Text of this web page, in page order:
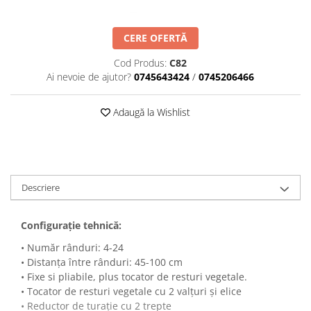
Mașini Împrăștiat Sare
Pluguri
Remorci Agricole
Remorci Tehnologice
Remorci Transport
Remorci Transport Baloţi
Remorci Împrăștiat Gunoi
Scarificatoare
CERE OFERTĂ
Cod Produs: C82
Ai nevoie de ajutor? 0745643424 / 0745206466
Adaugă la Wishlist
Descriere
Configuraţie tehnică:
• Număr rânduri: 4-24
• Distanța între rânduri: 45-100 cm
• Fixe si pliabile, plus tocator de resturi vegetale.
• Tocator de resturi vegetale cu 2 valțuri și elice
• Reductor de turație cu 2 trepte